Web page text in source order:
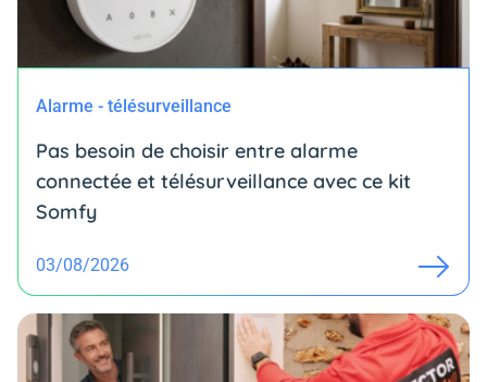
Alarme - télésurveillance
Pas besoin de choisir entre alarme
connectée et télésurveillance avec ce kit
Somfy
03/08/2026